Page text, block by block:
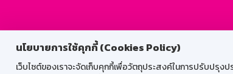
นโยบายการใช้คุกกี้ (Cookies Policy)
เว็บไซต์ของเราจะจัดเก็บคุกกี้เพื่อวัตถุประสงค์ในการปรับปรุง